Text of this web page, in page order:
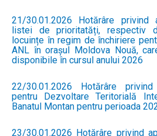
21/30.01.2026 Hotărâre privind
listei de prioritatăți, respectiv
locuințe în regim de închiriere
ANL în orașul Moldova Nouă,
disponibile în cursul anului 2026
22/30.01.2026 Hotărâre
pentru Dezvoltare Teritorială
Banatul Montan pentru perioada
23/30.01.2026 Hotărâre privind